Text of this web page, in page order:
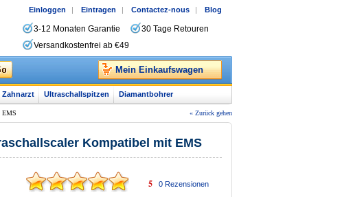
Einloggen | Eintragen | Contactez-nous | Blog
3-12 Monaten Garantie
30 Tage Retouren
Versandkostenfrei ab €49
Mein Einkaufswagen
Zahnarzt Ultraschallspitzen Diamantbohrer
EMS « Zurück gehen
Kompatibel mit EMS
5 0Rezensionen